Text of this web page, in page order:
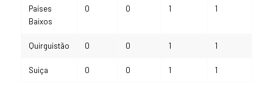
Países
Baixos
0 0 1 1
Quirguistão 0 0 1 1
Suiça 0 0 1 1